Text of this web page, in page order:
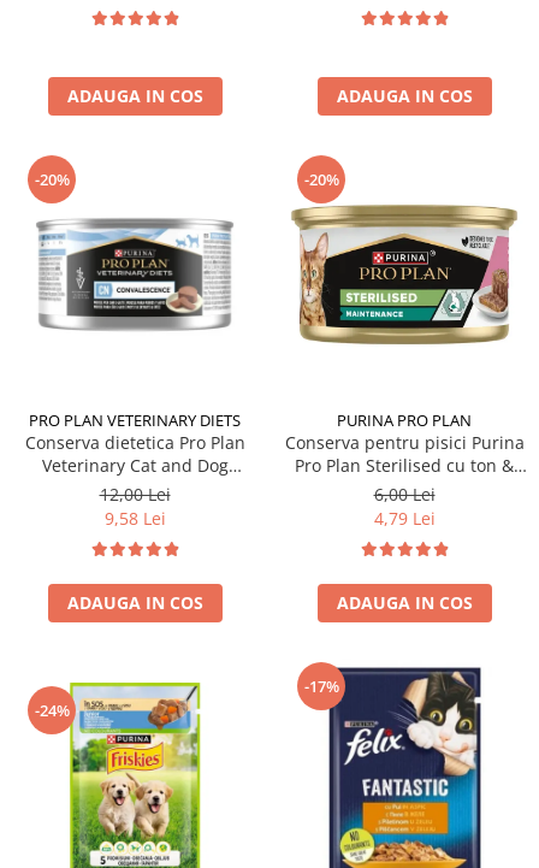
ADAUGA IN COS ADAUGA IN COS
-20%
PRO PLAN VETERINARY DIETS
Conserva dietetica Pro Plan
Veterinary Cat and Dog
Convalescence 195 gr
12,00 Lei
9,58 Lei
ADAUGA IN COS
-20%
PURINA PRO PLAN
Conserva pentru pisici Purina
Pro Plan Sterilised cu ton &
somon 85 gr
6,00 Lei
4,79 Lei
ADAUGA IN COS
-24%
-17%